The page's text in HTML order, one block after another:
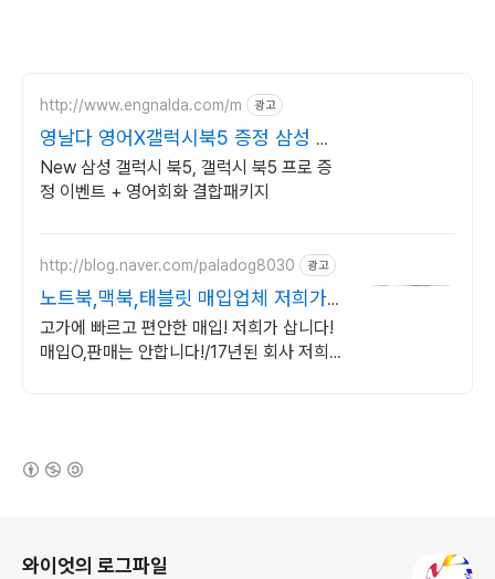
http://www.engnalda.com/m 광고
영날다 영어X갤럭시북5 증정 삼성 갤
럭시북5 프로 신제품
New 삼성 갤럭시 북5, 갤럭시 북5 프로 증
정 이벤트 + 영어회화 결합패키지
http://blog.naver.com/paladog8030 광고
노트북,맥북,태블릿 매입업체 저희가
삽니다! 매입O판매X
고가에 빠르고 편안한 매입! 저희가 삽니다!
매입O,판매는 안합니다!/17년된 회사 저희가
와이엇의 로그파일